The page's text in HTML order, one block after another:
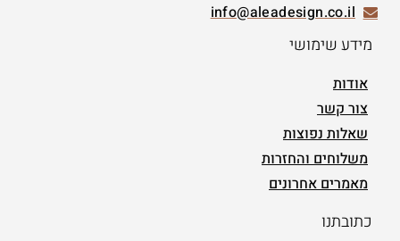
info@aleadesign.co.il
מידע שימושי
אודות
צור קשר
שאלות נפוצות
משלוחים והחזרות
מאמרים אחרונים
כתובתנו